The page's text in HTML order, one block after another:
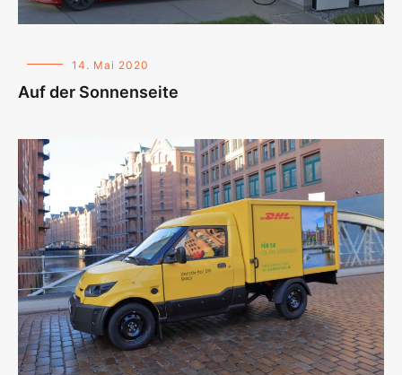
14. Mai 2020
Auf der Sonnenseite